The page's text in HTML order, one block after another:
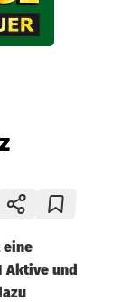
eine
Aktive und